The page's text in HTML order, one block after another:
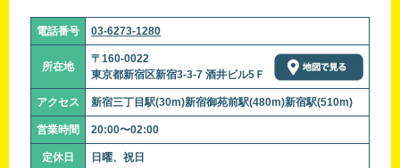
電話番号 03-6273-1280
所在地
〒160-0022
東京都新宿区新宿3-3-7 酒井ビル5Ｆ
アクセス 新宿三丁目駅(30m)新宿御苑前駅(480m)新宿駅(510m)
営業時間 20:00〜02:00
定休日 日曜、祝日